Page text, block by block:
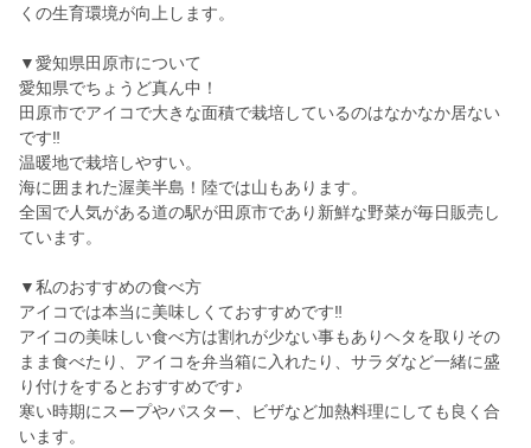
くの生育環境が向上します。
▼愛知県田原市について
愛知県でちょうど真ん中！
田原市でアイコで大きな面積で栽培しているのはなかなか居ない
です‼︎
温暖地で栽培しやすい。
海に囲まれた渥美半島！陸では山もあります。
全国で人気がある道の駅が田原市であり新鮮な野菜が毎日販売し
ています。
▼私のおすすめの食べ方
アイコでは本当に美味しくておすすめです‼︎
アイコの美味しい食べ方は割れが少ない事もありヘタを取りその
まま食べたり、アイコを弁当箱に入れたり、サラダなど一緒に盛
り付けをするとおすすめです♪
寒い時期にスープやパスター、ビザなど加熱料理にしても良く合
います。